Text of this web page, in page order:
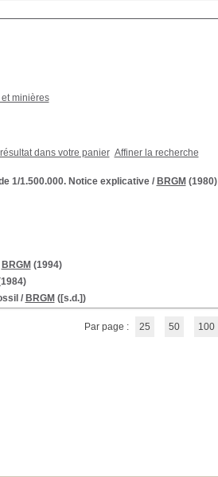
minières
dans votre panier Affiner la recherche
1/1.500.000. Notice explicative/ BRGM (1980)
BRGM (1994)
/ BRGM ([s.d.])
Par page : 25 50 100